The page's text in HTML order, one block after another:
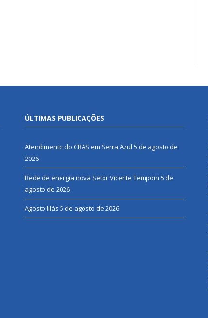
ÚLTIMAS PUBLICAÇÕES
Atendimento do CRAS em Serra Azul 5 de agosto de
2026
Rede de energia nova Setor Vicente Temponi 5 de
agosto de 2026
Agosto lilás 5 de agosto de 2026